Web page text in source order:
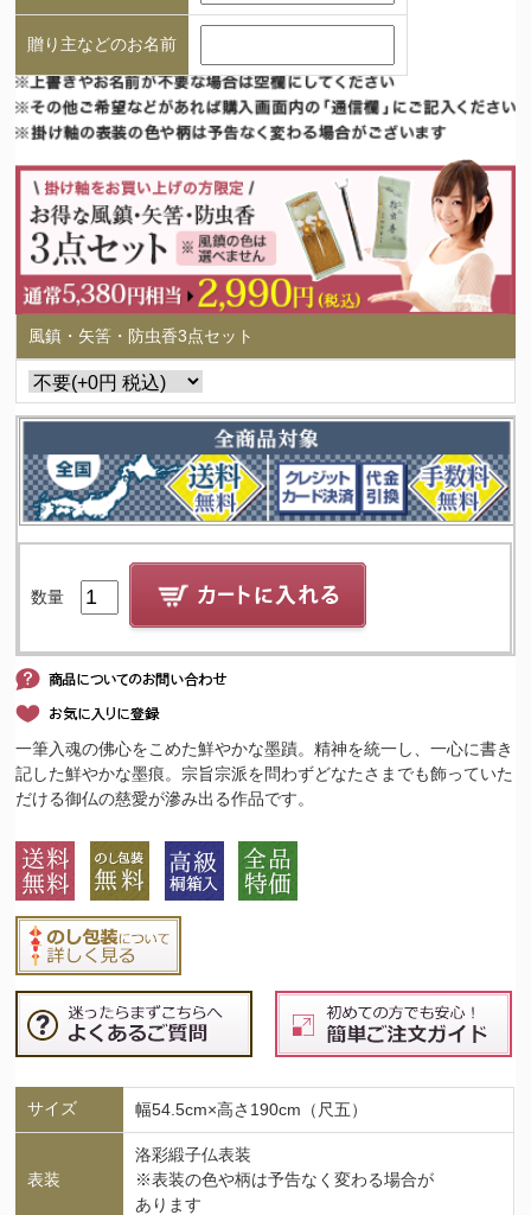
贈り主などのお名前
風鎮・矢筈・防虫香3点セット
数量
一筆入魂の佛心をこめた鮮やかな墨蹟。精神を統一し、一心に書き
記した鮮やかな墨痕。宗旨宗派を問わずどなたさまでも飾っていた
だける御仏の慈愛が滲み出る作品です。
サイズ 幅54.5cm×高さ190cm（尺五）
表装
洛彩緞子仏表装
※表装の色や柄は予告なく変わる場合が
あります